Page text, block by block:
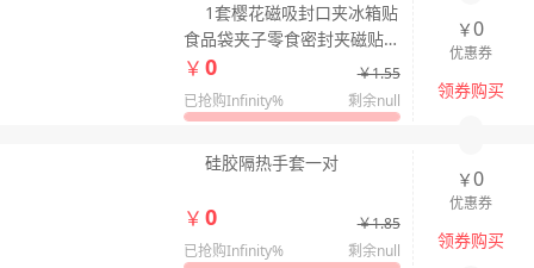
1套樱花磁吸封口夹冰箱贴
食品袋夹子零食密封夹磁贴
个性创意封袋夹
￥ 0
￥1.55
已抢购Infinity%
剩余null
￥0
优惠券
领券购买
硅胶隔热手套一对
￥ 0
￥1.85
已抢购Infinity%
剩余null
￥0
优惠券
领券购买